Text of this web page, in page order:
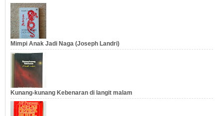
Mimpi Anak Jadi Naga (Joseph Landri)
Kunang-kunang Kebenaran di langit malam